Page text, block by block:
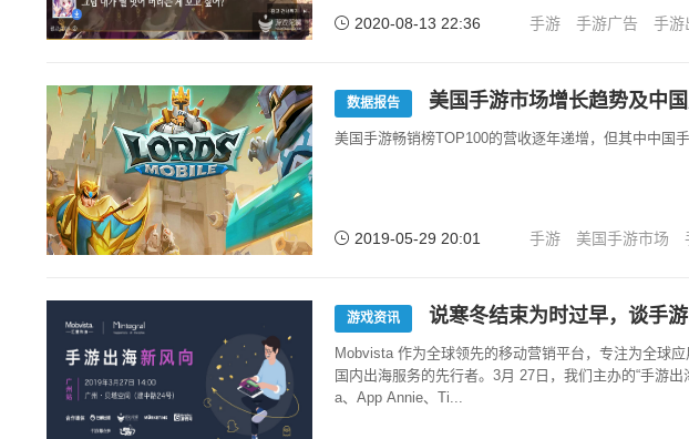
2020-08-13 22:36 手游 手游广告 手游
数据报告 美国手游市场增长趋势及中
美国手游畅销榜TOP100的营收逐年递增，但其中中国
2019-05-29 20:01 手游 美国手游市场
游戏资讯 说寒冬结束为时过早，谈手
Mobvista 作为全球领先的移动营销平台，专注为全球
国内出海服务的先行者。3月 27日，我们主办的“手游
a、App Annie、Ti...